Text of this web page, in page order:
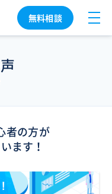
無料相談
者の方が
ます！